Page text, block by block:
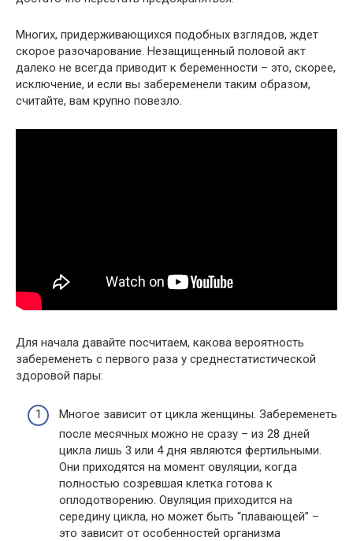
Многих, придерживающихся подобных взглядов, ждет
скорое разочарование. Незащищенный половой акт
далеко не всегда приводит к беременности – это, скорее,
исключение, и если вы забеременели таким образом,
считайте, вам крупно повезло.
Для начала давайте посчитаем, какова вероятность
забеременеть с первого раза у среднестатистической
здоровой пары:
Многое зависит от цикла женщины. Забеременеть
после месячных можно не сразу – из 28 дней
цикла лишь 3 или 4 дня являются фертильными.
Они приходятся на момент овуляции, когда
полностью созревшая клетка готова к
оплодотворению. Овуляция приходится на
середину цикла, но может быть “плавающей” –
это зависит от особенностей организма